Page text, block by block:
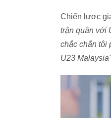
Chiến lược
trận quân với
chắc chắn tôi
U23